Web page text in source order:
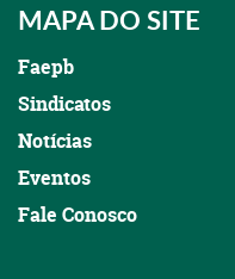
MAPA DO SITE
Faepb
Sindicatos
Notícias
Eventos
Fale Conosco